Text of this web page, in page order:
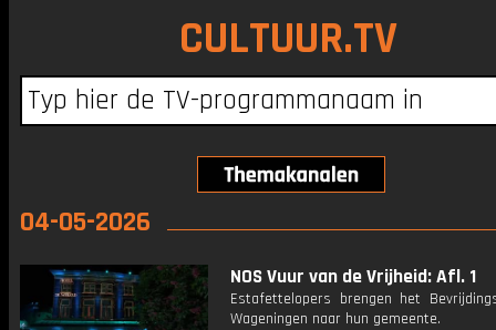
CULTUUR.TV
04-05-2026
NOS Vuur van de Vrijheid: Afl. 1
Estafettelopers brengen het
Wageningen naar hun gemeente.